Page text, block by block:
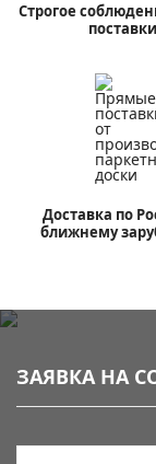
Строгое
поставки
Доставка по
ближнему
ЗАЯВКА НА
Полное